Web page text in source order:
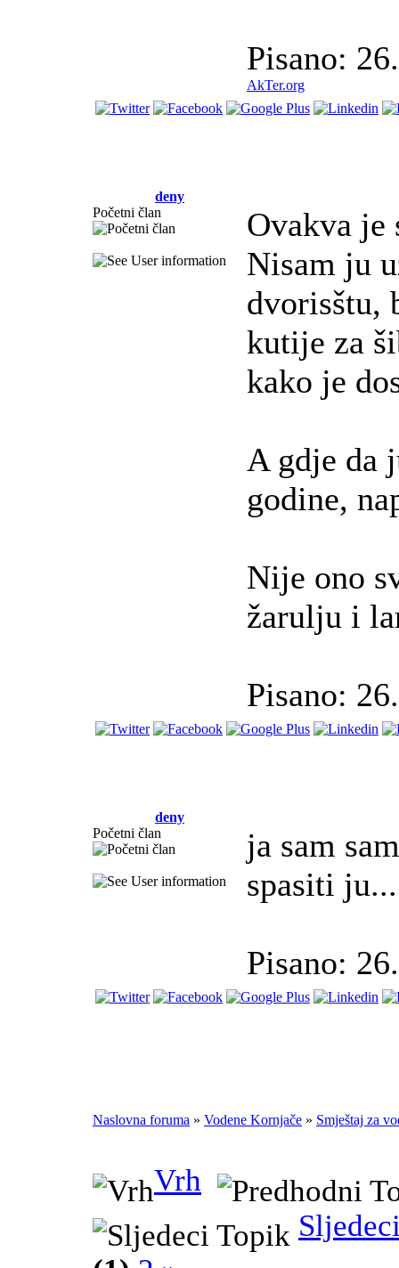
Pisano:
AkTer.org
deny
Početni član
Ovakva je
Nisam ju
dvorisštu,
kutije za
kako je
A gdje da
godine,
Nije ono
žarulju i
Pisano:
deny
Početni član
ja sam
spasiti ju...
Pisano:
Naslovna foruma » Vodene Kornjače » Smještaj za
Vrh